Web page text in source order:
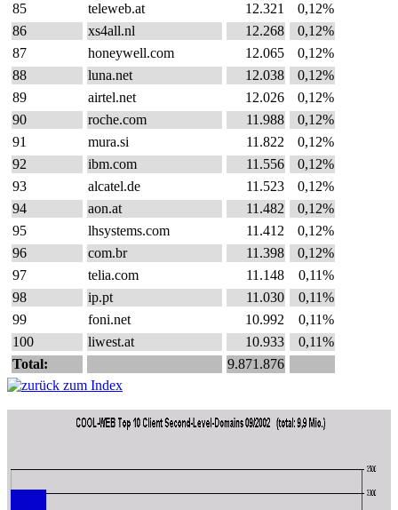
85
teleweb.at 12.321
0,12%
86
xs4all.nl 12.268
0,12%
87
honeywell.com 12.065
0,12%
88
luna.net 12.038
0,12%
89
airtel.net 12.026
0,12%
90
roche.com 11.988
0,12%
91
mura.si 11.822
0,12%
92
ibm.com 11.556
0,12%
93
alcatel.de 11.523
0,12%
94
aon.at 11.482
0,12%
95
lhsystems.com 11.412
0,12%
96
com.br 11.398
0,12%
97
telia.com 11.148
0,11%
98
ip.pt 11.030
0,11%
99
foni.net 10.992
0,11%
100
liwest.at 10.933
0,11%
Total:
9.871.876